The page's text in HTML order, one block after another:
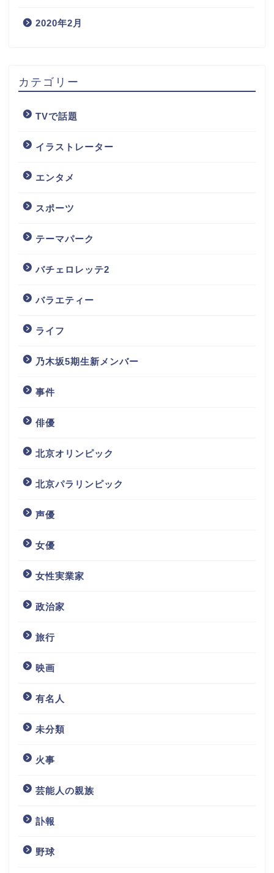
2020年2月
カテゴリー
TVで話題
イラストレーター
エンタメ
スポーツ
テーマパーク
バチェロレッテ2
バラエティー
ライフ
乃木坂5期生新メンバー
事件
俳優
北京オリンピック
北京パラリンピック
声優
女優
女性実業家
政治家
旅行
映画
有名人
未分類
火事
芸能人の親族
訃報
野球